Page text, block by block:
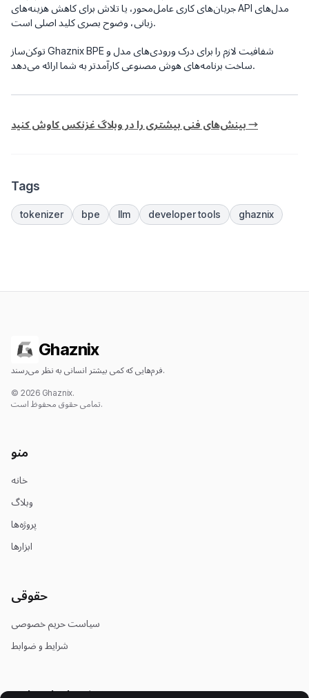
جریان‌های کاری عامل‌محور، یا تلاش برای کاهش هزینه‌های API مدل‌های
زبانی، وضوح بصری کلید اصلی است.
توکن‌ساز Ghaznix BPE شفافیت لازم را برای درک ورودی‌های مدل و
ساخت برنامه‌های هوش مصنوعی کارآمدتر به شما ارائه می‌دهد.
بینش‌های فنی بیشتری را در وبلاگ غزنکس کاوش کنید →
Tags
tokenizer bpe llm developer tools ghaznix
Ghaznix
فرم‌هایی که کمی بیشتر انسانی به نظر می‌رسند.
© 2026 Ghaznix.
تمامی حقوق محفوظ است.
منو
خانه
وبلاگ
پروژه‌ها
ابزارها
حقوقی
سیاست حریم خصوصی
شرایط و ضوابط
شبکه‌های اجتماعی